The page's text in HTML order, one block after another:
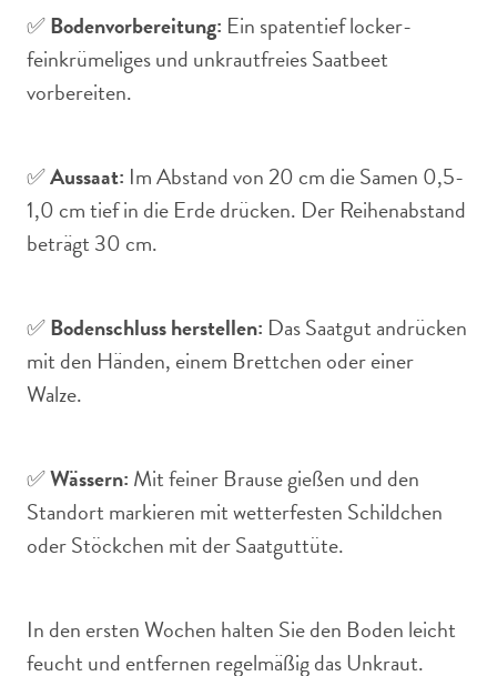
✅Bodenvorbereitung: Ein spatentief locker-
feinkrümeliges und unkrautfreies Saatbeet
vorbereiten.
✅Aussaat: Im Abstand von 20 cm die Samen 0,5-
1,0 cm tief in die Erde drücken. Der Reihenabstand
beträgt 30 cm.
✅Bodenschluss herstellen: Das Saatgut andrücken
mit den Händen, einem Brettchen oder einer
Walze.
✅Wässern: Mit feiner Brause gießen und den
Standort markieren mit wetterfesten Schildchen
oder Stöckchen mit der Saatguttüte.
In den ersten Wochen halten Sie den Boden leicht
feucht und entfernen regelmäßig das Unkraut.